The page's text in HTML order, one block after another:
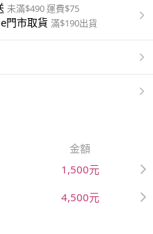
未滿$490 運費$75
門市取貨 滿$190出貨
金額
1,500元
4,500元